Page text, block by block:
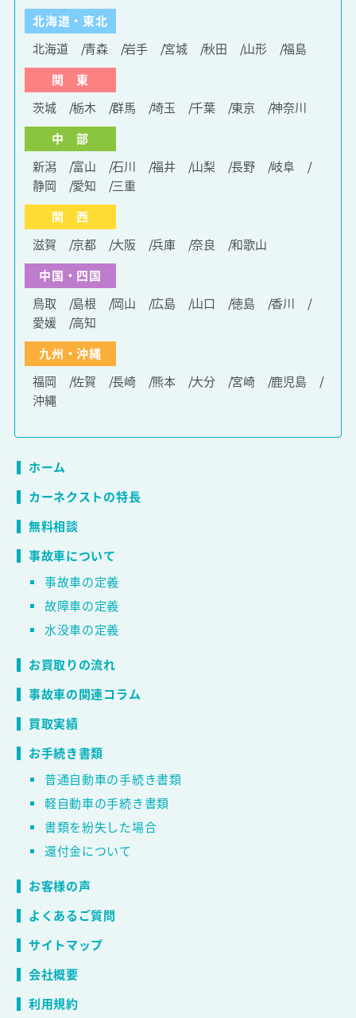
北海道・東北
北海道
青森 岩手 宮城 秋田 山形
福島
関 東
茨城
栃木 群馬 埼玉 千葉 東京
神奈川
中 部
新潟
富山 石川 福井 山梨 長野
岐阜
静岡
愛知
三重
関 西
滋賀
京都 大阪 兵庫 奈良
和歌山
中国・四国
鳥取
島根 岡山 広島 山口 徳島
香川
愛媛
高知
九州・沖縄
福岡
佐賀 長崎 熊本 大分 宮崎
鹿児島
沖縄
ホーム
カーネクストの特長
無料相談
事故車について
事故車の定義
故障車の定義
水没車の定義
お買取りの流れ
事故車の関連コラム
買取実績
お手続き書類
普通自動車の手続き書類
軽自動車の手続き書類
書類を紛失した場合
還付金について
お客様の声
よくあるご質問
サイトマップ
会社概要
利用規約